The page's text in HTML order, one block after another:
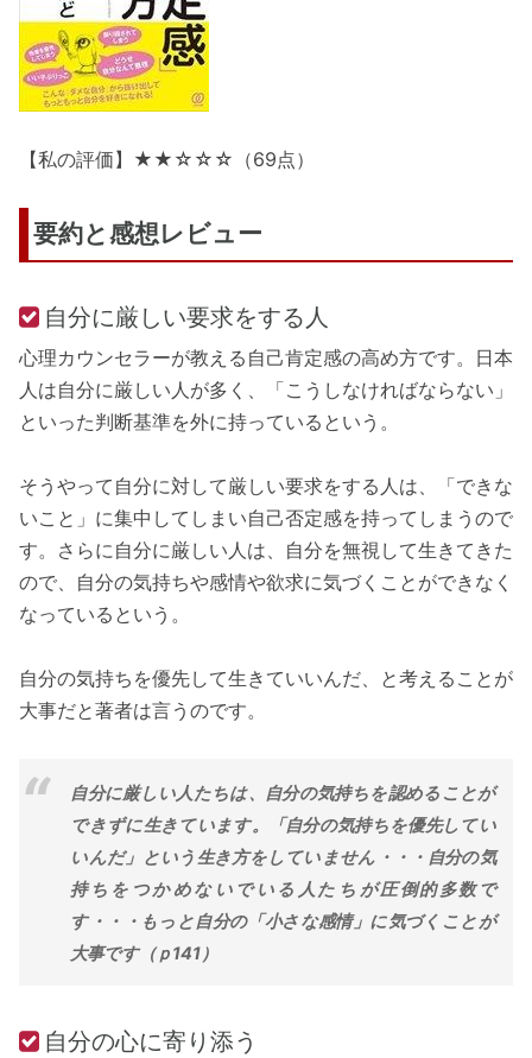
【私の評価】★★☆☆☆（69点）
要約と感想レビュー
自分に厳しい要求をする人
心理カウンセラーが教える自己肯定感の高め方です。日本
人は自分に厳しい人が多く、「こうしなければならない」
といった判断基準を外に持っているという。
そうやって自分に対して厳しい要求をする人は、「できな
いこと」に集中してしまい自己否定感を持ってしまうので
す。さらに自分に厳しい人は、自分を無視して生きてきた
ので、自分の気持ちや感情や欲求に気づくことができなく
なっているという。
自分の気持ちを優先して生きていいんだ、と考えることが
大事だと著者は言うのです。
自分に厳しい人たちは、自分の気持ちを認めることが
できずに生きています。「自分の気持ちを優先してい
いんだ」という生き方をしていません・・・自分の気
持ちをつかめないでいる人たちが圧倒的多数で
す・・・もっと自分の「小さな感情」に気づくことが
大事です（ｐ141）
自分の心に寄り添う